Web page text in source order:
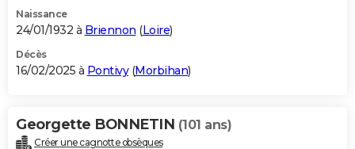
Naissance
24/01/1932 à Briennon (Loire)
Décès
16/02/2025 à Pontivy(Morbihan)
Georgette BONNETIN (101 ans)
Créer une cagnotte obsèques